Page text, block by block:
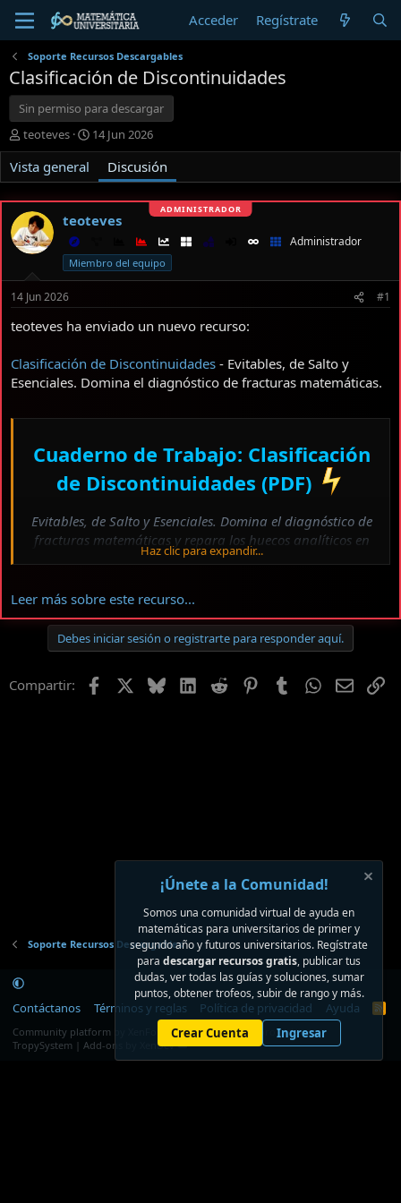
Acceder Regístrate
Soporte Recursos Descargables
Clasificación de Discontinuidades
Sin permiso para descargar
I
n
i
c
i
a
d
o
d
e
l
t
m
teoteves
F
e
h
a
e
n
i
i
o
14 Jun 2026
Vista general Discusión
teoteves
Administrador
Miembro del equipo
14 Jun 2026 #1
teoteves ha enviado un nuevo recurso:
Clasificación de Discontinuidades - Evitables, de Salto y
Esenciales. Domina el diagnóstico de fracturas matemáticas.
Cuaderno de Trabajo: Clasificación
de Discontinuidades (PDF)
Evitables, de Salto y Esenciales. Domina el diagnóstico de
fracturas matemáticas y repara los huecos analíticos en
cualquier función.
Ver el archivos adjunto 454
Hola a todos. Profesor Teófilo Teves saludándolos de
Haz clic para expandir...
Leer más sobre este recurso...
Debes iniciar sesión o registrarte para responder aquí.
Compartir: Facebook BlueskyLinkedIn
Reddit PinterestTumblr WhatsApp
Email
Soporte Recursos Descargables
Contáctanos Términos y reglas Política de privacidad Ayuda
R
Community platform by XenForo ® © 2010-2026 XenForo Ltd.
TropySystem | Add-ons by XenDev ☁️
¡Únete a la Comunidad!
Somos una comunidad virtual de ayuda en
matemáticas para universitarios de primer y
segundo año y futuros universitarios. Regístrate
para descargar recursos gratis, publicar tus
dudas, ver todas las guías y soluciones, sumar
puntos, obtener trofeos, subir de rango y más.
Crear Cuenta Ingresar